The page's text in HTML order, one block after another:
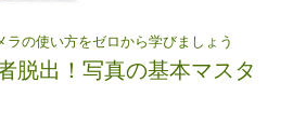
の使い方をゼロから学びましょう
脱出！写真の基本マスタ